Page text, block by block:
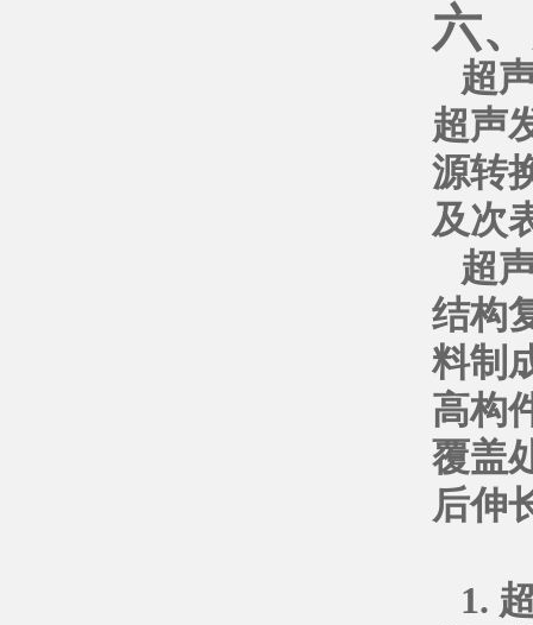
六
超
超声
源转
及次
超
结构
料制
高构
覆盖
后伸
1.